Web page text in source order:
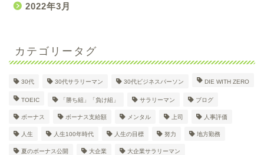
2022年3月
カテゴリータグ
30代 30代サラリーマン 30代ビジネスパーソン DIE WITH ZERO
TOEIC 「勝ち組」「負け組」 サラリーマン ブログ
ボーナス ボーナス支給額 メンタル 上司 人事評価
人生 人生100年時代 人生の目標 努力 地方勤務
夏のボーナス公開 大企業 大企業サラリーマン
30代大企業サラリーマン
Dのプロフィール
日々の奮闘記